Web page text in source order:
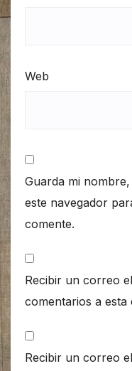
Web
Guarda mi
este navegador
comente.
Recibir un correo
comentarios a esta
Recibir un correo